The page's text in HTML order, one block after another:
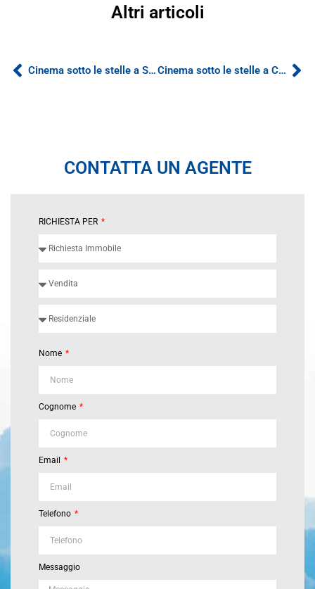
Altri articoli
Cinema sotto le stelle a Santa Croce Bigolina! Cinema sotto le stelle a Campedello!
CONTATTA UN AGENTE
RICHIESTA PER
Nome
Cognome
Email
Telefono
Messaggio